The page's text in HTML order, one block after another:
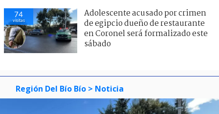
74
visitas
Adolescente acusado por crimen
de egipcio dueño de restaurante
en Coronel será formalizado este
sábado
Región Del Bío Bío > Noticia